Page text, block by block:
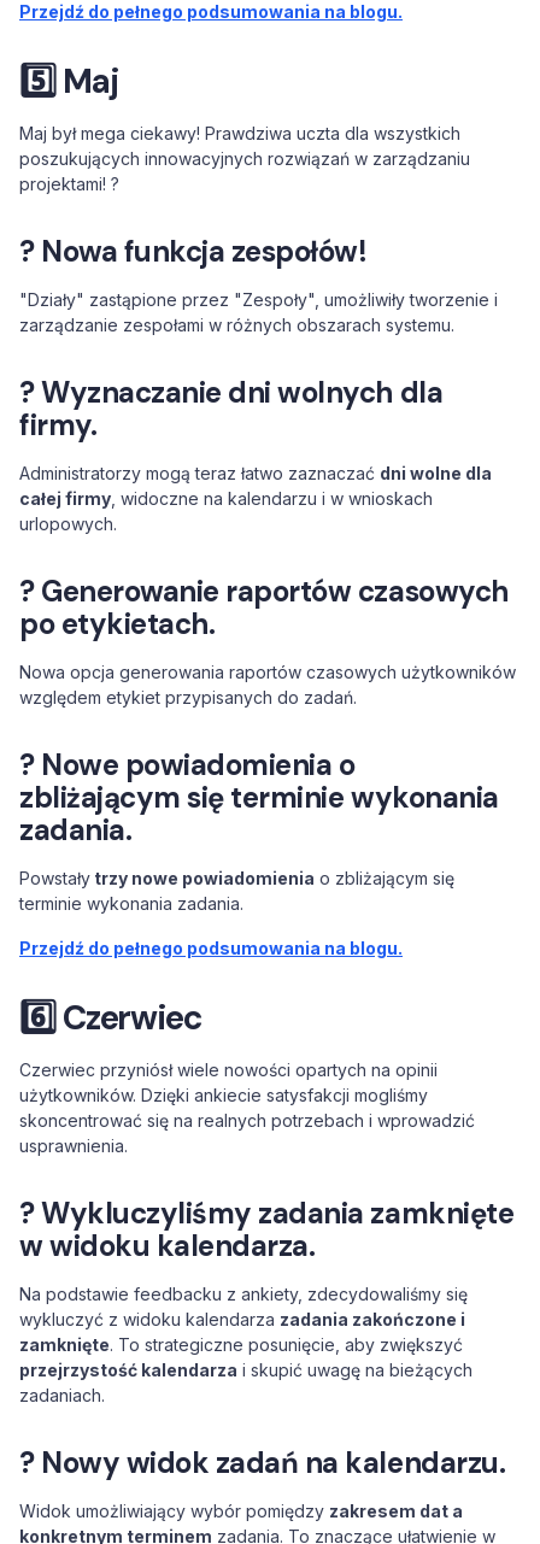
Przejdź do pełnego podsumowania na blogu.
5️⃣ Maj
Maj był mega ciekawy! Prawdziwa uczta dla wszystkich
poszukujących innowacyjnych rozwiązań w zarządzaniu
projektami! ?
? Nowa funkcja zespołów!
"Działy" zastąpione przez "Zespoły", umożliwiły tworzenie i
zarządzanie zespołami w różnych obszarach systemu.
? Wyznaczanie dni wolnych dla
firmy.
Administratorzy mogą teraz łatwo zaznaczać dni wolne dla
całej firmy , widoczne na kalendarzu i w wnioskach
urlopowych.
? Generowanie raportów czasowych
po etykietach.
Nowa opcja generowania raportów czasowych użytkowników
względem etykiet przypisanych do zadań.
? Nowe powiadomienia o
zbliżającym się terminie wykonania
zadania.
Powstały trzy nowe powiadomienia o zbliżającym się
terminie wykonania zadania.
Przejdź do pełnego podsumowania na blogu.
6️⃣Czerwiec
Czerwiec przyniósł wiele nowości opartych na opinii
użytkowników. Dzięki ankiecie satysfakcji mogliśmy
skoncentrować się na realnych potrzebach i wprowadzić
usprawnienia.
? Wykluczyliśmy zadania zamknięte
w widoku kalendarza.
Na podstawie feedbacku z ankiety, zdecydowaliśmy się
wykluczyć z widoku kalendarza zadania zakończone i
zamknięte. To strategiczne posunięcie, aby zwiększyć
przejrzystość kalendarza i skupić uwagę na bieżących
zadaniach.
? Nowy widok zadań na kalendarzu.
Widok umożliwiający wybór pomiędzy zakresem dat a
konkretnym terminem zadania. To znaczące ułatwienie w